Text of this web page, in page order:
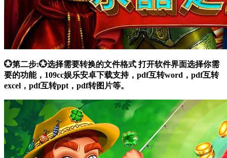
💮第二步:💮选择需要转换的文件格式 打开软件界面选择你需
要的功能，109cc娱乐安卓下载支持，pdf互转word，pdf互转
excel，pdf互转ppt，pdf转图片等。